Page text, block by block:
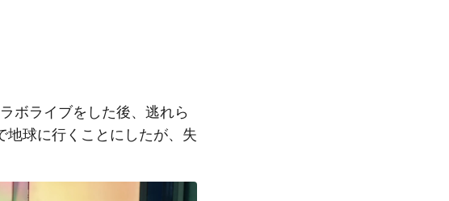
ボライブをした後、逃れら
地球に行くことにしたが、失